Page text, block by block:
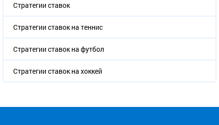
Стратегии ставок
Стратегии ставок на теннис
Стратегии ставок на футбол
Стратегии ставок на хоккей